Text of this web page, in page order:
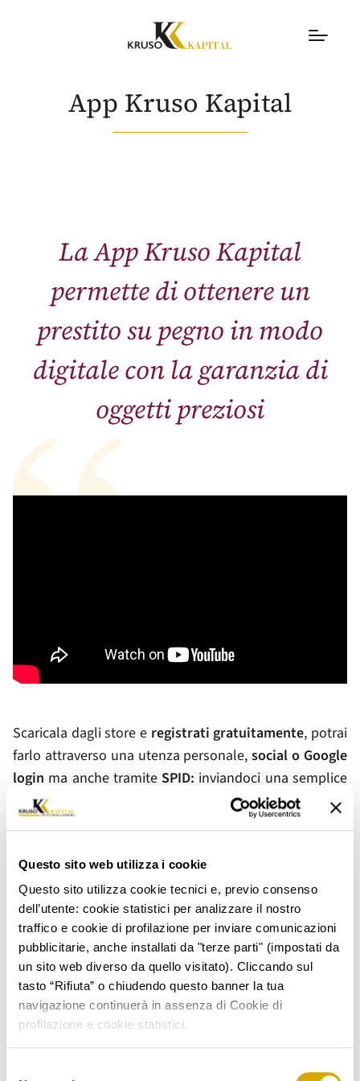
Questo sito web utilizza i cookie
Questo sito utilizza cookie tecnici e, previo consenso
dell’utente: cookie statistici per analizzare il nostro
traffico e cookie di profilazione per inviare comunicazioni
pubblicitarie, anche installati da "terze parti" (impostati da
un sito web diverso da quello visitato). Cliccando sul
tasto “Rifiuta” o chiudendo questo banner la tua
navigazione continuerà in assenza di Cookie di
profilazione e cookie statistici.
App Kruso Kapital
La App Kruso Kapital
permette di ottenere un
prestito su pegno in modo
digitale con la garanzia di
oggetti preziosi
Scaricala dagli store e registrati gratuitamente, potrai
farlo attraverso una utenza personale,social o Google
login ma anche tramiteSPID: inviandoci una semplice
foto potrai richiedere una
valutazionegratuita e
preliminare
dei preziosi che desideri lasciare in
nostri periti specializzati ti restituiranno una prima
quotazione basata sulle informazioni e sulle immagini
che avrai inviato, unitamente ad una stima di importo
di finanziamento, che potrai accettare o rifiutare senza
impegno.
Se accetti la stima preventiva i nostri periti dovranno
confermare il valore dei beni nonché il relativo
importo del prestitoprendendo visione dei tuoi